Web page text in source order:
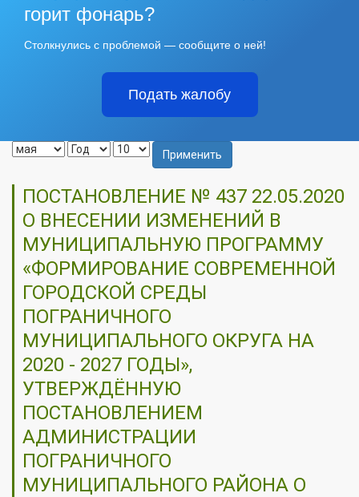
горит фонарь?
Столкнулись с проблемой — сообщите о ней!
Подать жалобу
Применить
ПОСТАНОВЛЕНИЕ № 437 22.05.2020
О ВНЕСЕНИИ ИЗМЕНЕНИЙ В
МУНИЦИПАЛЬНУЮ ПРОГРАММУ
«ФОРМИРОВАНИЕ СОВРЕМЕННОЙ
ГОРОДСКОЙ СРЕДЫ
ПОГРАНИЧНОГО
МУНИЦИПАЛЬНОГО ОКРУГА НА
2020 - 2027 ГОДЫ»,
УТВЕРЖДЁННУЮ
ПОСТАНОВЛЕНИЕМ
АДМИНИСТРАЦИИ
ПОГРАНИЧНОГО
МУНИЦИПАЛЬНОГО РАЙОНА О